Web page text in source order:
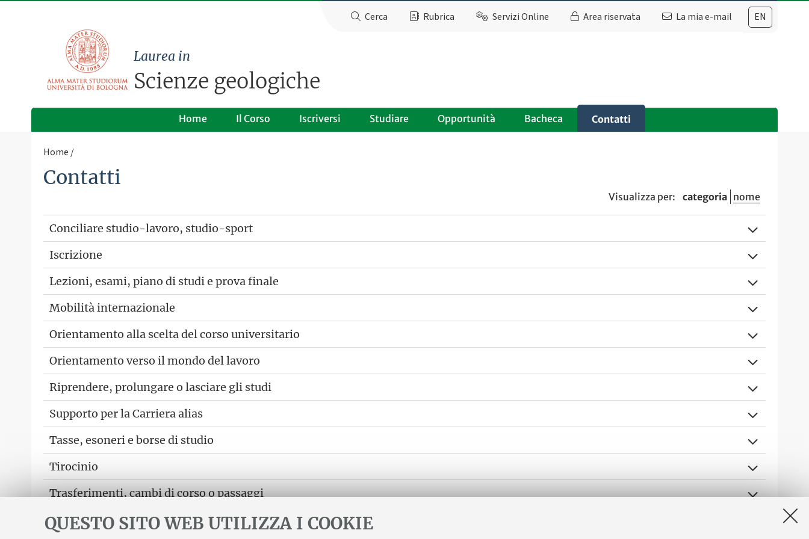
QUESTO SITO WEB UTILIZZA I COOKIE
EN
Cerca Rubrica Servizi Online Area riservata La mia e-mail
Laurea in
Scienze geologiche
Home Il Corso Iscriversi Studiare Opportunità Bacheca Contatti
Home
Contatti
Visualizza per: categoria nome
Conciliare studio-lavoro, studio-sport
Iscrizione
Lezioni, esami, piano di studi e prova finale
Mobilità internazionale
Orientamento alla scelta del corso universitario
Orientamento verso il mondo del lavoro
Riprendere, prolungare o lasciare gli studi
Supporto per la Carriera alias
Tasse, esoneri e borse di studio
Tirocinio
Trasferimenti, cambi di corso o passaggi
Vuoi inviare suggerimenti o segnalazioni